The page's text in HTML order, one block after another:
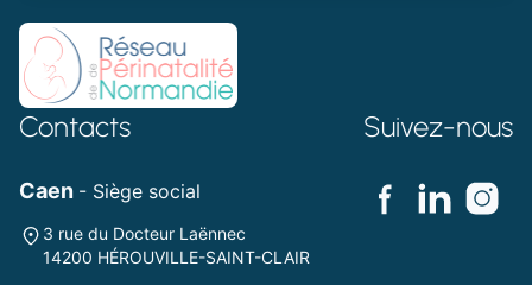
Contacts
Caen - Siège social
3 rue du Docteur Laënnec
14200 HÉROUVILLE-SAINT-CLAIR
Suivez-nous